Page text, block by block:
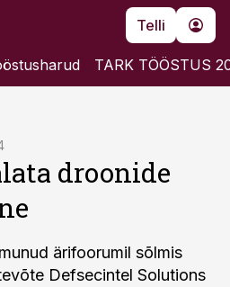
Telli
TARK TÖÖSTUS
droonide
ärifoorumil sõlmis
Defsecintel Solutions